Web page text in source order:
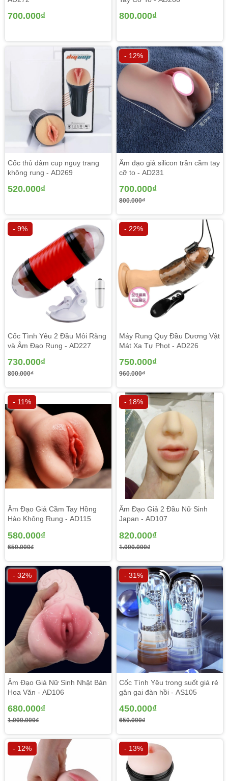
700.000₫ 800.000₫
Cốc thủ dâm cup nguỵ trang
không rung - AD269
520.000₫
- 12%
Âm đạo giả silicon trần cầm tay
cỡ to - AD231
700.000₫
800.000₫
- 9%
Cốc Tình Yêu 2 Đầu Môi Răng
và Âm Đạo Rung - AD227
730.000₫
800.000₫
- 22%
Máy Rung Quy Đầu Dương Vật
Mát Xa Tự Phọt - AD226
750.000₫
960.000₫
- 11%
Âm Đạo Giả Cầm Tay Hồng
Hào Không Rung - AD115
580.000₫
650.000₫
- 18%
Âm Đạo Giả 2 Đầu Nữ Sinh
Japan - AD107
820.000₫
1.000.000₫
- 32%
Âm Đạo Giả Nữ Sinh Nhật Bản
Hoa Văn - AD106
680.000₫
1.000.000₫
- 31%
Cốc Tình Yêu trong suốt giá rẻ
gân gai đàn hồi - AS105
450.000₫
650.000₫
- 12% - 13%